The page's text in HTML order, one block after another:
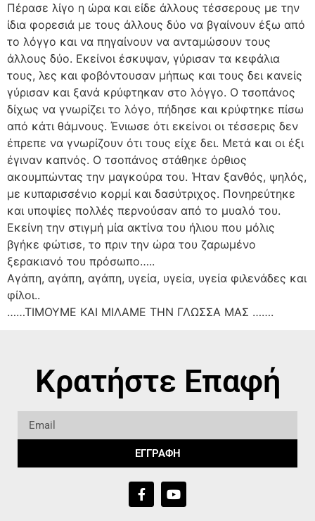
Πέρασε λίγο η ώρα και είδε άλλους τέσσερους με την
ίδια φορεσιά με τους άλλους δύο να βγαίνουν έξω από
το λόγγο και να πηγαίνουν να ανταμώσουν τους
άλλους δύο. Εκείνοι έσκυψαν, γύρισαν τα κεφάλια
τους, λες και φοβόντουσαν μήπως και τους δει κανείς
γύρισαν και ξανά κρύφτηκαν στο λόγγο. Ο τσοπάνος
δίχως να γνωρίζει το λόγο, πήδησε και κρύφτηκε πίσω
από κάτι θάμνους. Ένιωσε ότι εκείνοι οι τέσσερις δεν
έπρεπε να γνωρίζουν ότι τους είχε δει. Μετά και οι έξι
έγιναν καπνός. Ο τσοπάνος στάθηκε όρθιος
ακουμπώντας την μαγκούρα του. Ήταν ξανθός, ψηλός,
με κυπαρισσένιο κορμί και δασύτριχος. Πονηρεύτηκε
και υποψίες πολλές περνούσαν από το μυαλό του.
Εκείνη την στιγμή μία ακτίνα του ήλιου που μόλις
βγήκε φώτισε, το πριν την ώρα του ζαρωμένο
ξερακιανό του πρόσωπο…..
Αγάπη, αγάπη, αγάπη, υγεία, υγεία, υγεία φιλενάδες και
φίλοι..
……ΤΙΜΟΥΜΕ ΚΑΙ ΜΙΛΑΜΕ ΤΗΝ ΓΛΩΣΣΑ ΜΑΣ …….
Κρατήστε Επαφή
ΕΓΓΡΑΦΗ